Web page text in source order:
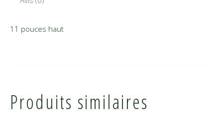
11 pouces haut
Produits similaires